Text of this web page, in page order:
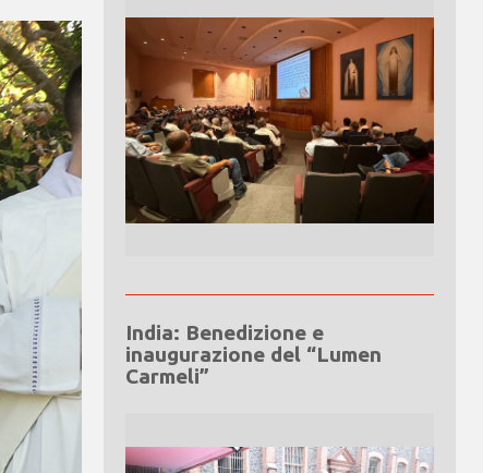
India: Benedizione e
inaugurazione del “Lumen
Carmeli”